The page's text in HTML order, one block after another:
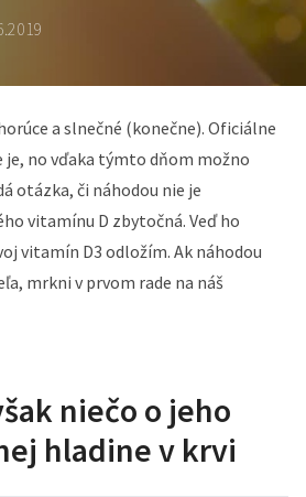
a slnečné (konečne). Oficiálne
no vďaka týmto dňom možno
otázka, či náhodou nie je
vitamínu D zbytočná. Veď ho
vitamín D3 odložím. Ak náhodou
mrkni v prvom rade na náš
niečo o jeho
hladine v krvi